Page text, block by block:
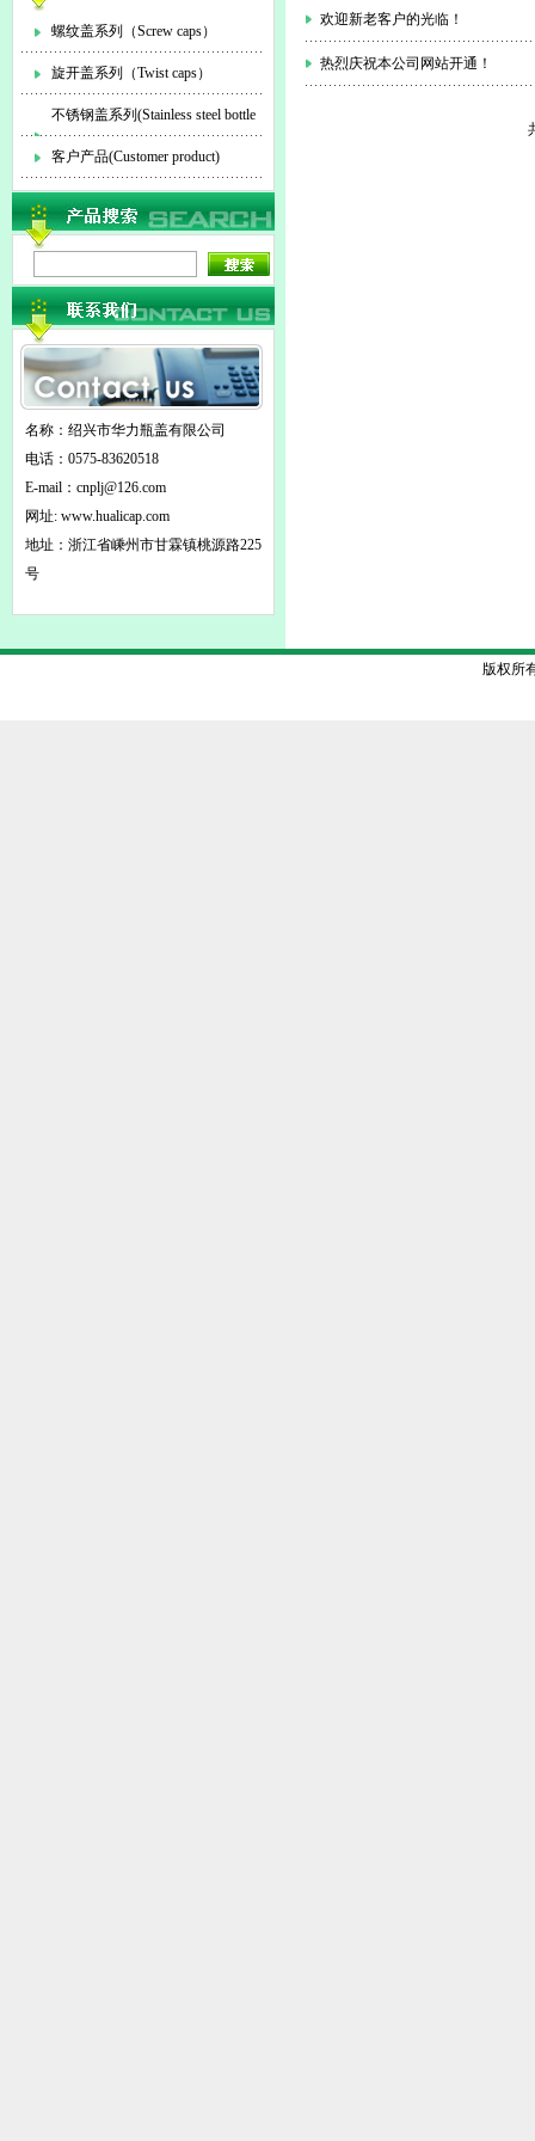
螺纹盖系列（Screw caps）
旋开盖系列（Twist caps）
不锈钢盖系列(Stainless steel bottle
cap)
客户产品(Customer product)
名称：绍兴市华力瓶盖有限公司
电话：0575-83620518
E-mail： cnplj@126.com
网址: www.hualicap.com
地址：浙江省嵊州市甘霖镇桃源路225
号
欢迎新老客户的光临！
热烈庆祝本公司网站开通！
版权所